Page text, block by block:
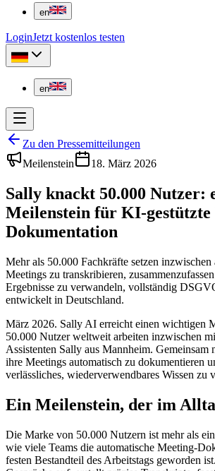
en
LoginJetzt kostenlos testen
en
Zu den Pressemitteilungen
Meilenstein
18. März 2026
Sally knackt 50.000 Nutzer:
Meilenstein für KI-gestützte
Dokumentation
Mehr als 50.000 Fachkräfte setzen
Meetings zu transkribieren,
Ergebnisse zu verwandeln, vollständig
entwickelt in Deutschland.
März 2026. Sally AI erreicht einen wichtigen
50.000 Nutzer weltweit arbeiten inzwischen
Assistenten Sally aus Mannheim. Gemeinsam
ihre Meetings automatisch zu dokumentieren
verlässliches, wiederverwendbares Wissen zu
Ein Meilenstein, der im
Die Marke von 50.000 Nutzern ist mehr als
wie viele Teams die automatische Meeting-
festen Bestandteil des Arbeitstags geworden